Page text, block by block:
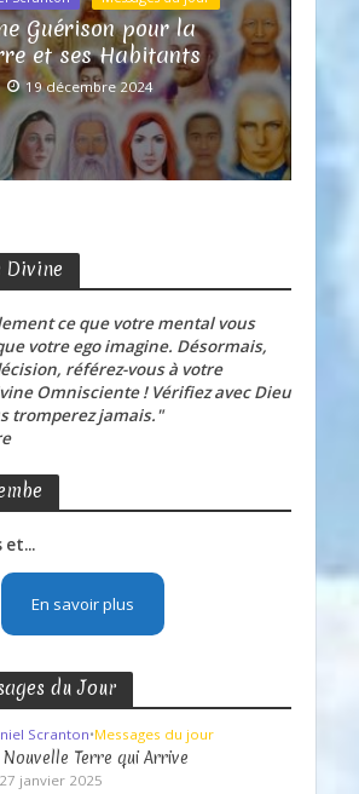
Guérison pour la
et ses Habitants
19 décembre 2024
Divine
ce que votre mental vous
votre ego imagine. Désormais,
référez-vous à votre
Omnisciente ! Vérifiez avec Dieu
tromperez jamais."
et...
En savoir plus
du Jour
Scranton•Messages du jour
Nouvelle Terre qui Arrive
27 janvier 2025